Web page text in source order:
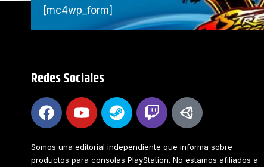
[mc4wp_form]
Redes Sociales
Somos una editorial independiente que informa sobre
productos para consolas PlayStation. No estamos afiliados a